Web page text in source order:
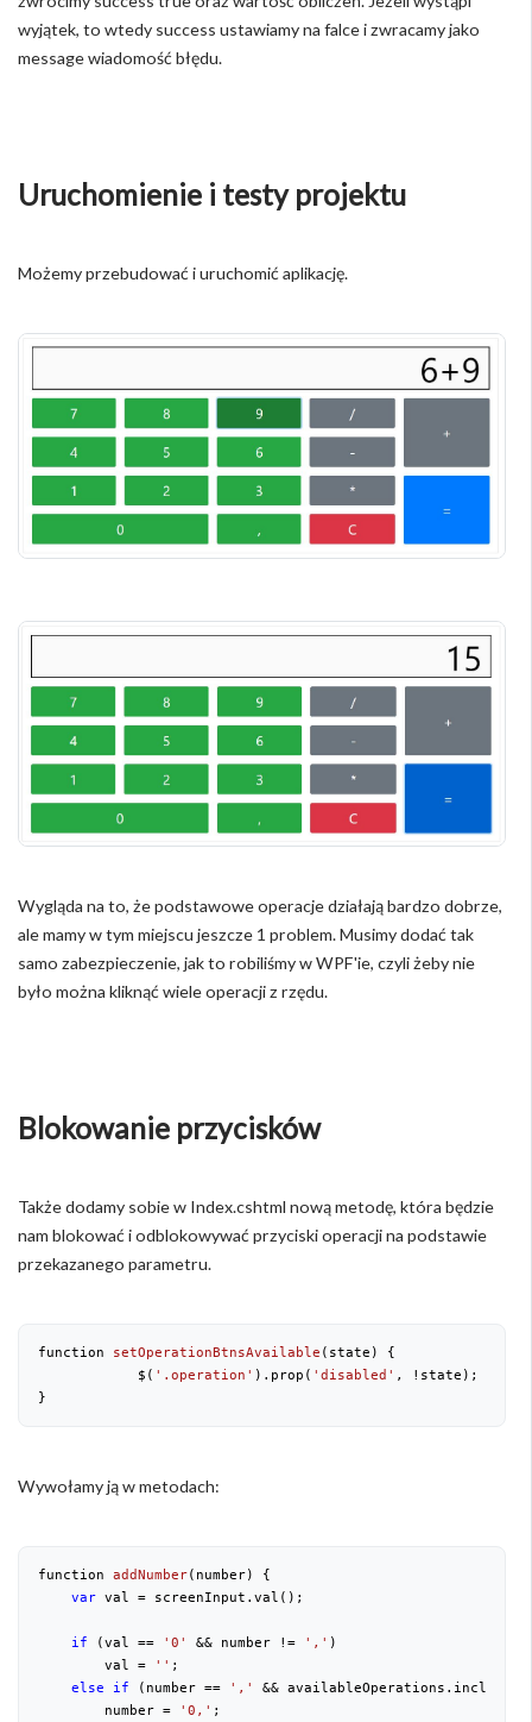
wyjątek, to wtedy success ustawiamy na falce i zwracamy jako
message wiadomość błędu.
Uruchomienie i testy projektu
Możemy przebudować i uruchomić aplikację.
Wygląda na to, że podstawowe operacje działają bardzo dobrze,
ale mamy w tym miejscu jeszcze 1 problem. Musimy dodać tak
samo zabezpieczenie, jak to robiliśmy w WPF'ie, czyli żeby nie
było można kliknąć wiele operacji z rzędu.
Blokowanie przycisków
Także dodamy sobie w Index.cshtml nową metodę, która będzie
nam blokować i odblokowywać przyciski operacji na podstawie
przekazanego parametru.
function setOperationBtnsAvailable ( state ) {
            $(
'.operation' ).prop( 'disabled' , !state);
}
Wywołamy ją w metodach:
function addNumber( number) {
var val = screenInput.val();
if (val == '0' && number != ',' )
        val =
'' ;
else
if (number == ','
&&
        number =
'0,' ;